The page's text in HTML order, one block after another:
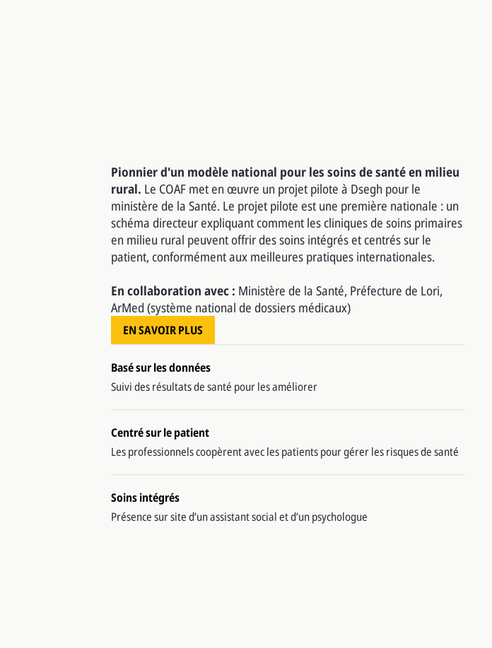
Pionnier d'un modèle national pour les soins de santé en milieu
rural. Le COAF met en œuvre un projet pilote à Dsegh pour le
ministère de la Santé. Le projet pilote est une première nationale : un
schéma directeur expliquant comment les cliniques de soins primaires
en milieu rural peuvent offrir des soins intégrés et centrés sur le
patient, conformément aux meilleures pratiques internationales.
En collaboration avec : Ministère de la Santé, Préfecture de Lori,
ArMed (système national de dossiers médicaux)
EN SAVOIR PLUS
Basé sur les données
Suivi des résultats de santé pour les améliorer
Centré sur le patient
Les professionnels coopèrent avec les patients pour gérer les risques de santé
Soins intégrés
Présence sur site d’un assistant social et d’un psychologue